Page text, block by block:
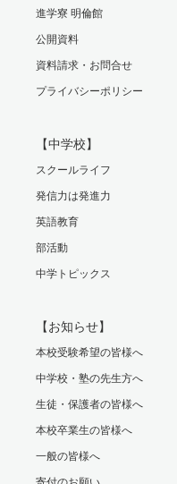
進学寮 明倫館
公開資料
資料請求・お問合せ
プライバシーポリシー
【中学校】
スクールライフ
発信力は発進力
英語教育
部活動
中学トピックス
【お知らせ】
本校受験希望の皆様へ
中学校・塾の先生方へ
生徒・保護者の皆様へ
本校卒業生の皆様へ
一般の皆様へ